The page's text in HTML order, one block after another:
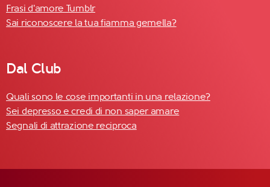
Frasi d'amore Tumblr
Sai riconoscere la tua fiamma gemella?
Dal Club
Quali sono le cose importanti in una relazione?
Sei depresso e credi di non saper amare
Segnali di attrazione reciproca